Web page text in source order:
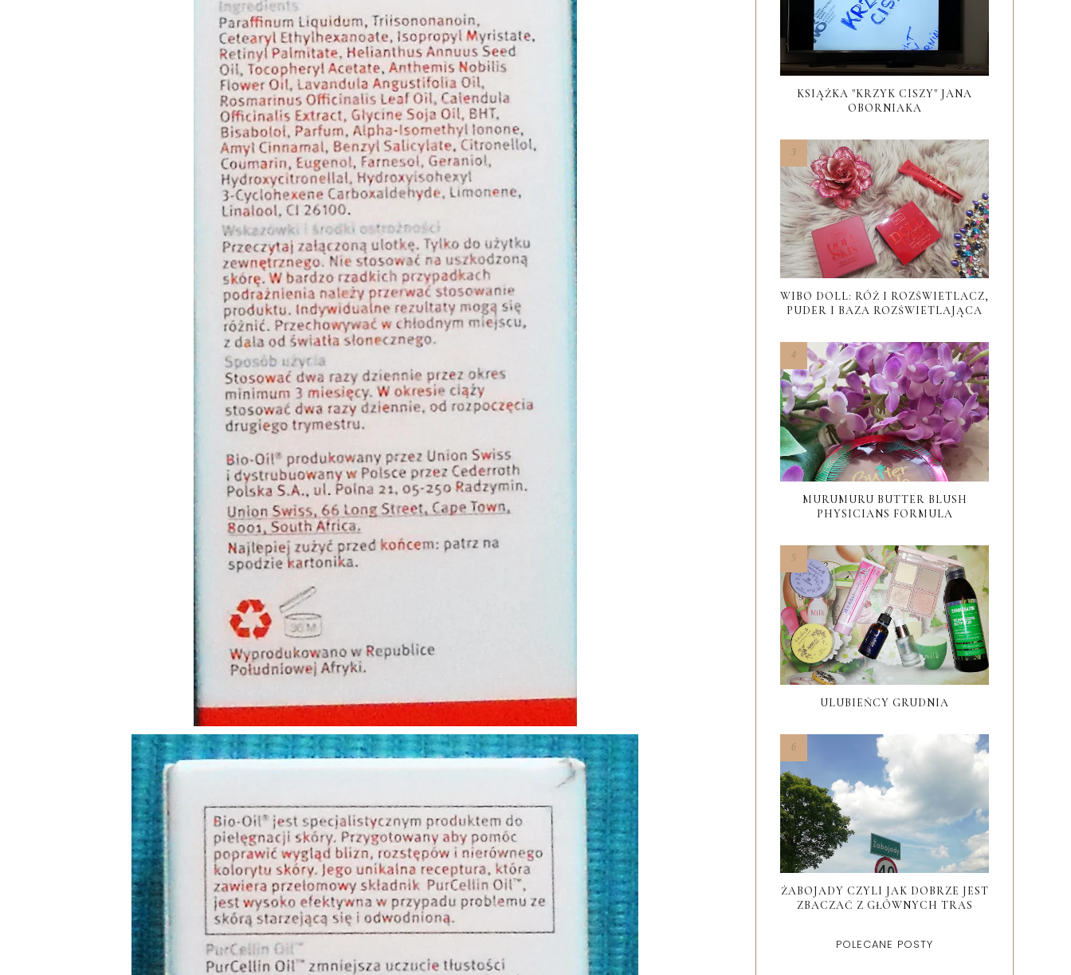
KSIĄŻKA "KRZYK CISZY" JANA
OBORNIAKA
WIBO DOLL: RÓŻ I ROZŚWIETLACZ,
PUDER I BAZA ROZŚWIETLAJĄCA
MURUMURU BUTTER BLUSH
PHYSICIANS FORMULA
ULUBIEŃCY GRUDNIA
ŻABOJADY CZYLI JAK DOBRZE JEST
ZBACZAĆ Z GŁÓWNYCH TRAS
POLECANE POSTY